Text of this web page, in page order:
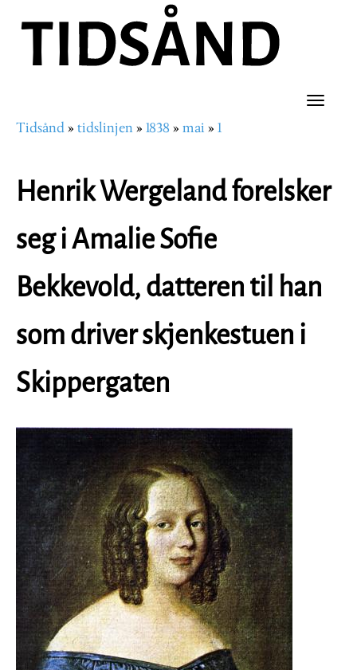
hovedinnhold
Toggle
Navigasjonssti
Tidsånd tidslinjen 1838 mai 1
Henrik Wergeland forelsker
seg i Amalie Sofie
Bekkevold, datteren til han
som driver skjenkestuen i
Skippergaten